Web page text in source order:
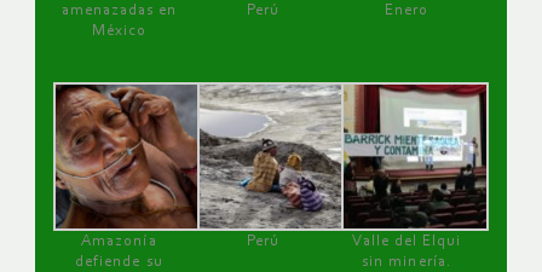
amenazadas en
México
Perú
Enero
Amazonía
defiende su
Perú
Valle del Elqui
sin minería.